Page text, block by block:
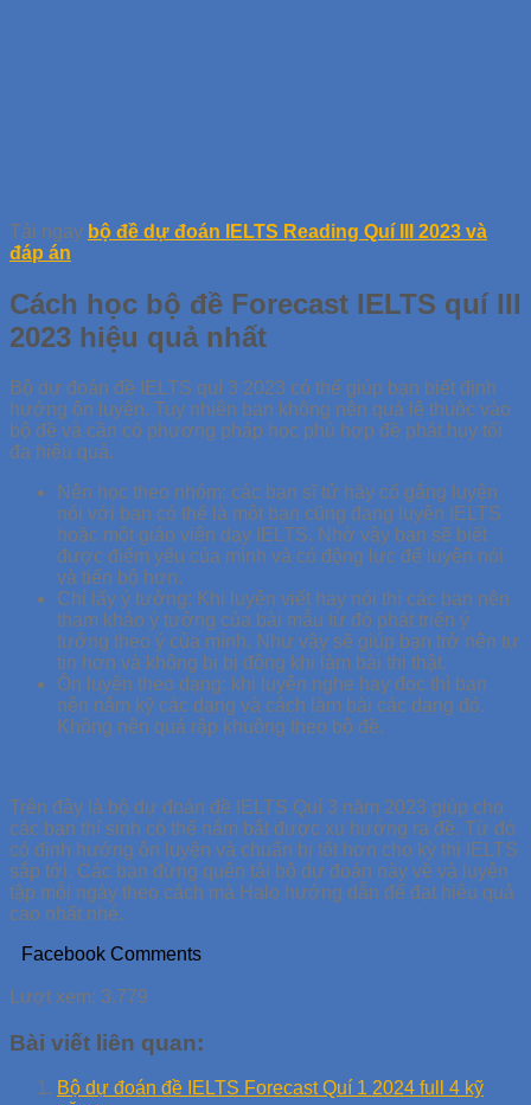
Tải ngay bộ đề dự đoán IELTS Reading Quí III 2023 và
đáp án
Cách học bộ đề Forecast IELTS quí III
2023 hiệu quả nhất
Bộ dự đoán đề IELTS quí 3 2023 có thể giúp bạn biết định
hướng ôn luyện. Tuy nhiên bạn không nên quá lệ thuộc vào
bộ đề và cần có phương pháp học phù hợp đề phát huy tối
đa hiệu quả.
Nên học theo nhóm: các bạn sĩ tử hãy cố gắng luyện
nói với bạn có thể là một bạn cũng đang luyện IELTS
hoặc một giáo viên dạy IELTS. Nhờ vậy bạn sẽ biết
được điểm yếu của mình và có động lực để luyện nói
và tiến bộ hơn.
Chỉ lấy ý tưởng: Khi luyện viết hay nói thì các bạn nên
tham khảo ý tưởng của bài mẫu từ đó phát triển ý
tưởng theo ý của mình. Như vậy sẽ giúp bạn trở nên tự
tin hơn và không bị bị động khi làm bài thi thật.
Ôn luyện theo dạng: khi luyện nghe hay đọc thì bạn
nên nắm kỹ các dạng và cách làm bài các dạng đó.
Không nên quá rập khuông theo bộ đề.
Trên đây là bộ dự đoán đề IELTS Quí 3 năm 2023 giúp cho
các bạn thí sinh có thể nắm bắt được xu hướng ra đề. Từ đó
có định hướng ôn luyện và chuẩn bị tốt hơn cho kỳ thi IELTS
sắp tới. Các bạn đừng quên tải bộ dự đoán này về và luyện
tập mỗi ngày theo cách mà Halo hướng dẫn để đạt hiệu quả
cao nhất nhé.
Facebook Comments
Lượt xem: 3.779
Bài viết liên quan:
Bộ dự đoán đề IELTS Forecast Quí 1 2024 full 4 kỹ